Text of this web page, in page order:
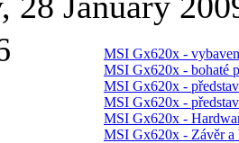
MSI Gx620x -
MSI Gx620x - bohaté
MSI Gx620x -
MSI Gx620x -
MSI Gx620x -
MSI Gx620x - Závěr a